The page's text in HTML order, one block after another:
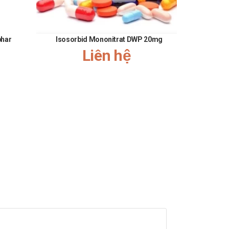
Isosorbid Mononitrat DWP 20mg
Liên hệ